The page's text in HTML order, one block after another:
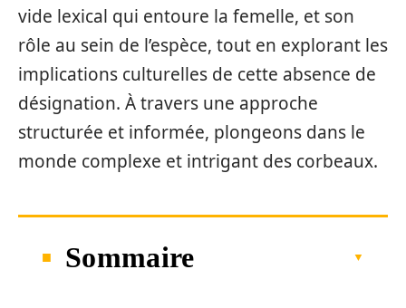
vide lexical qui entoure la femelle, et son
rôle au sein de l’espèce, tout en explorant les
implications culturelles de cette absence de
désignation. À travers une approche
structurée et informée, plongeons dans le
monde complexe et intrigant des corbeaux.
Sommaire